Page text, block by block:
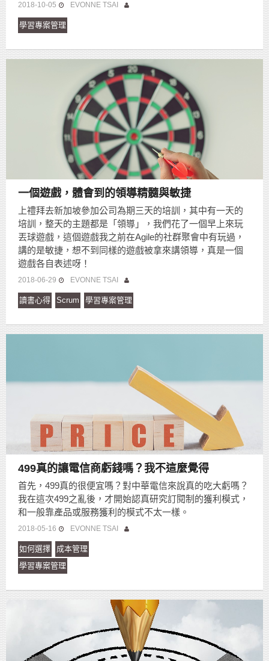
2018-10-05 EVONNE TSAI
學習專案管理
一個遊戲，體會到的領導精髓與敏捷
上禮拜去新加坡參加公司為期三天的培訓，其中有一天的
培訓，整天的主題都是「領導」，我們花了一個早上來玩
丟球遊戲，這個遊戲我之前在Agile的社群聚會中有玩過，
講的是敏捷，想不到同樣的遊戲被拿來講領導，真是一個
遊戲各自表述呀！
2018-06-29 EVONNE TSAI
讀書心得 Scrum 學習專案管理
499真的讓電信商虧錢嗎？我不這麼覺得
首先，499真的很便宜嗎？對中華電信來說真的吃大虧嗎？
我在這次499之亂後，才開始認真研究訂閱制的獲利模式，
和一般靠產品或服務獲利的模式不太一樣。
2018-05-16 EVONNE TSAI
如何選擇
成本管理
學習專案管理